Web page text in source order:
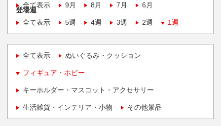
全て表示
9月 8月 7月 6月
登場週
全て表示
5週 4週 3週 2週 1週
全て表示 ぬいぐるみ・クッション
フィギュア・ホビー
キーホルダー・マスコット・アクセサリー
生活雑貨・インテリア・小物 その他景品